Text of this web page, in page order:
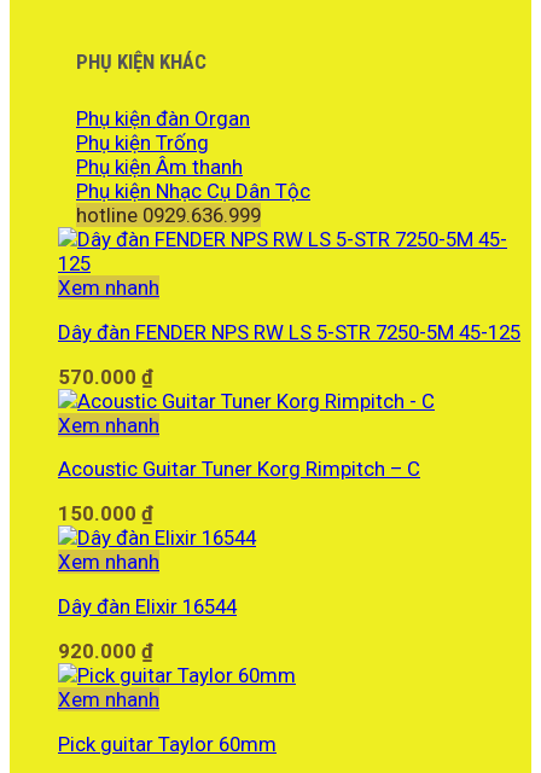
PHỤ KIỆN KHÁC
Phụ kiện đàn Organ
Phụ kiện Trống
Phụ kiện Âm thanh
Phụ kiện Nhạc Cụ Dân Tộc
hotline 0929.636.999
Xem nhanh
Dây đàn FENDER NPS RW LS 5-STR 7250-5M 45-125
570.000 ₫
Xem nhanh
Acoustic Guitar Tuner Korg Rimpitch – C
150.000 ₫
Xem nhanh
Dây đàn Elixir 16544
920.000 ₫
Xem nhanh
Pick guitar Taylor 60mm